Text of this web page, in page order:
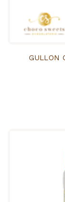
GULLON